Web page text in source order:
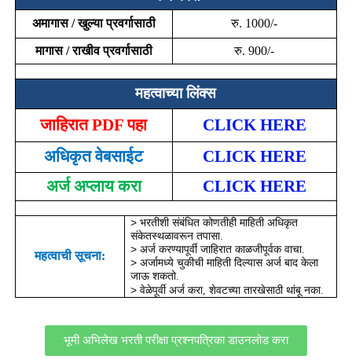
अमागास / खुल्या प्रवर्गासाठी रु. 1000/-
मागास / राखीव प्रवर्गासाठी रु.900/-
महत्वाच्या लिंक्स
जाहिरातPDFपहा
CLICK HERE
अधिकृत वेबसाईट
CLICK HERE
अर्ज अप्लाय करा
CLICK HERE
महत्वाची सूचना:
˃ भरतीशी संबंधित कोणतीही माहिती अधिकृत
संकेतस्थळावरून तपासा.
˃ अर्ज करण्यापूर्वी जाहिरात काळजीपूर्वक वाचा.
˃ अर्जामध्ये चुकीची माहिती दिल्यास अर्ज बाद केला
जाऊ शकतो.
˃ वेळेपूर्वी अर्ज करा,शेवटच्या तारखेसाठी थांबू नका.
भूमी अभिलेख भरती परीक्षा प्रश्नपत्रिका डाउनलोड करा